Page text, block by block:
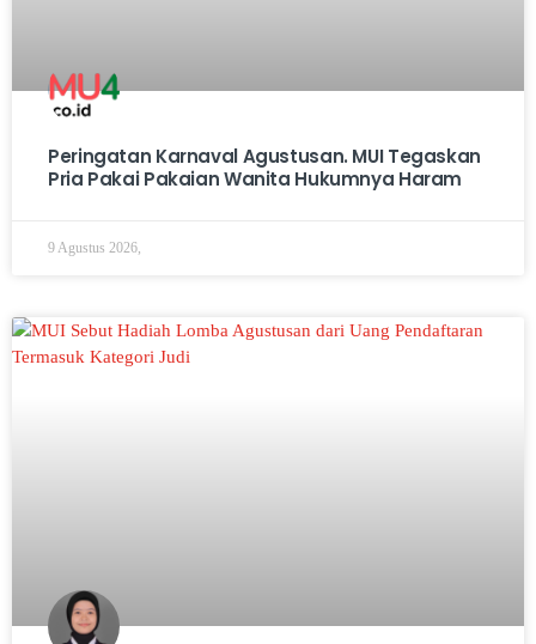
Peringatan Karnaval Agustusan. MUI Tegaskan
Pria Pakai Pakaian Wanita Hukumnya Haram
9 Agustus 2026,